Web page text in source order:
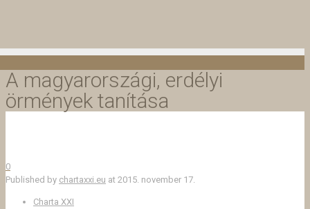
A magyarországi, erdélyi
örmények tanítása
0
Published by chartaxxi.eu at 2015. november 17.
Charta XXI